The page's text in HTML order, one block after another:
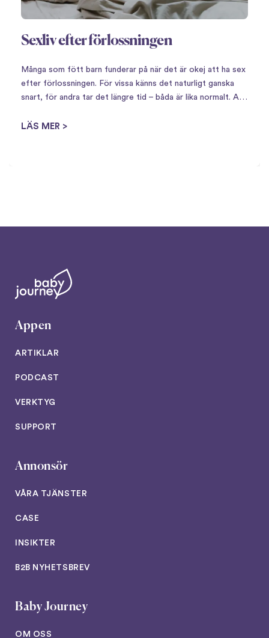
Sexliv efter förlossningen
Många som fött barn funderar på när det är okej att ha sex
efter förlossningen. För vissa känns det naturligt ganska
snart, för andra tar det längre tid – båda är lika normalt. Att
LÄS MER >
Appen
ARTIKLAR
PODCAST
VERKTYG
SUPPORT
Annonsör
VÅRA TJÄNSTER
CASE
INSIKTER
B2B NYHETSBREV
Baby Journey
OM OSS